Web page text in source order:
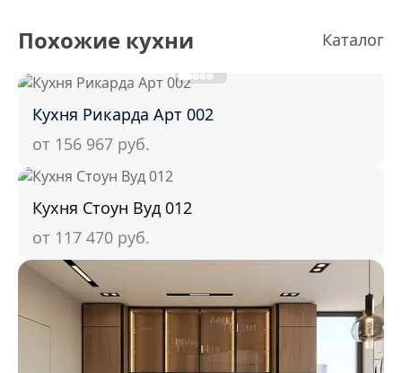
Похожие кухни Каталог
Кухня Рикарда Арт 002
от 156 967 руб.
Кухня Стоун Вуд 012
от 117 470 руб.